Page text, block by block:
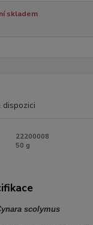
skladem
dispozici
22200008
50 g
scolymus